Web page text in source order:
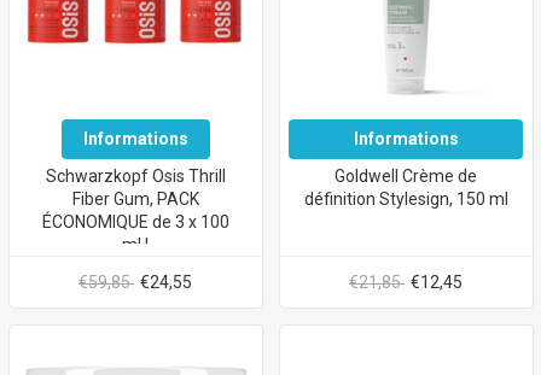
Informations
Schwarzkopf Osis Thrill
Fiber Gum, PACK
ÉCONOMIQUE de 3 x 100
ml !
€59,85 €24,55
Informations
Goldwell Crème de
définition Stylesign, 150 ml
€21,85 €12,45